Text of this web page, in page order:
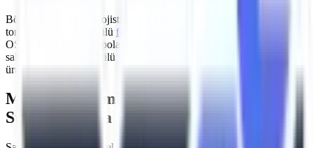
Bölgede yoğunlaşan lojistik ve yükleme-boşaltma işleri
tonajlarda dizel ve akülü forklift kiralama
OSB
sınırlarındaki depolama tesisleri için sessiz çalışan ve emisyon
salınımı yapmayan akülü modeller en çok tercih edilen
ürünlerimizdir.
MMO Denetimli ve İş Güvenliği
Standartlarına Uygun Filo